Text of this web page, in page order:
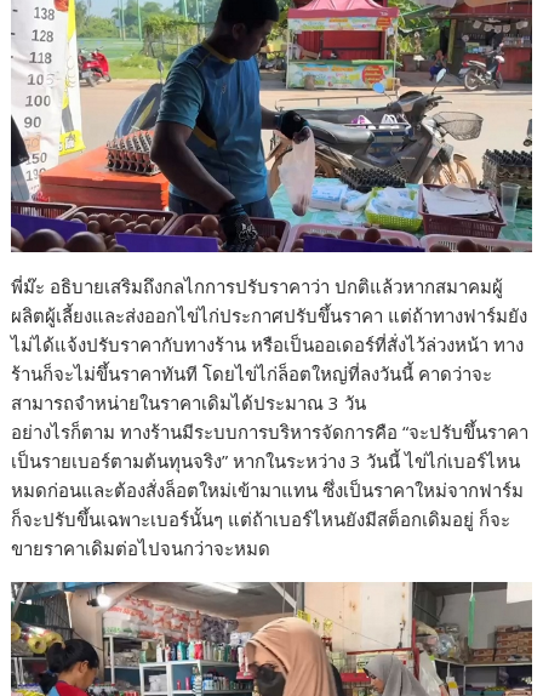
พี่ม๊ะ อธิบายเสริมถึงกลไกการปรับราคาว่า ปกติแล้วหากสมาคมผู้
ผลิตผู้เลี้ยงและส่งออกไข่ไก่ประกาศปรับขึ้นราคา แต่ถ้าทางฟาร์มยัง
ไม่ได้แจ้งปรับราคากับทางร้าน หรือเป็นออเดอร์ที่สั่งไว้ล่วงหน้า ทาง
ร้านก็จะไม่ขึ้นราคาทันที โดยไข่ไก่ล็อตใหญ่ที่ลงวันนี้ คาดว่าจะ
สามารถจำหน่ายในราคาเดิมได้ประมาณ 3 วัน
อย่างไรก็ตาม ทางร้านมีระบบการบริหารจัดการคือ “จะปรับขึ้นราคา
เป็นรายเบอร์ตามต้นทุนจริง” หากในระหว่าง 3 วันนี้ ไข่ไก่เบอร์ไหน
หมดก่อนและต้องสั่งล็อตใหม่เข้ามาแทน ซึ่งเป็นราคาใหม่จากฟาร์ม
ก็จะปรับขึ้นเฉพาะเบอร์นั้นๆ แต่ถ้าเบอร์ไหนยังมีสต็อกเดิมอยู่ ก็จะ
ขายราคาเดิมต่อไปจนกว่าจะหมด